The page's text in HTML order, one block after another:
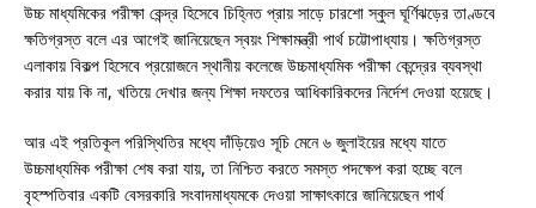
উচ্চ মাধ্যমিকের পরীক্ষা কেন্দ্র হিসেবে চিহ্নিত প্রায় সাড়ে চারশো স্কুল ঘূর্ণিঝড়ের তাণ্ডবে
ক্ষতিগ্রস্ত বলে এর আগেই জানিয়েছেন স্বয়ং শিক্ষামন্ত্রী পার্থ চট্টোপাধ্যায়। ক্ষতিগ্রস্ত
এলাকায় বিকল্প হিসেবে প্রয়োজনে স্থানীয় কলেজে উচ্চমাধ্যমিক পরীক্ষা কেন্দ্রের ব্যবস্থা
করার যায় কি না, খতিয়ে দেখার জন্য শিক্ষা দফতের আধিকারিকদের নির্দেশ দেওয়া হয়েছে।
আর এই প্রতিকূল পরিস্থিতির মধ্যে দাঁড়িয়েও সূচি মেনে ৬ জুলাইয়ের মধ্যে যাতে
উচ্চমাধ্যমিক পরীক্ষা শেষ করা যায়, তা নিশ্চিত করতে সমস্ত পদক্ষেপ করা হচ্ছে বলে
বৃহস্পতিবার একটি বেসরকারি সংবাদমাধ্যমকে দেওয়া সাক্ষাৎকারে জানিয়েছেন পার্থ